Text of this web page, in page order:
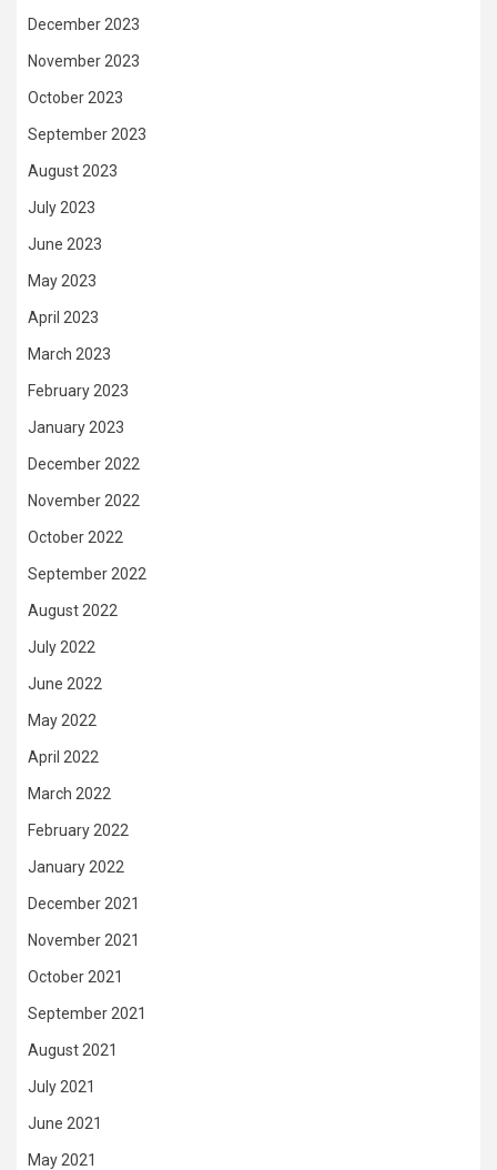
December 2023
November 2023
October 2023
September 2023
August 2023
July 2023
June 2023
May 2023
April 2023
March 2023
February 2023
January 2023
December 2022
November 2022
October 2022
September 2022
August 2022
July 2022
June 2022
May 2022
April 2022
March 2022
February 2022
January 2022
December 2021
November 2021
October 2021
September 2021
August 2021
July 2021
June 2021
May 2021